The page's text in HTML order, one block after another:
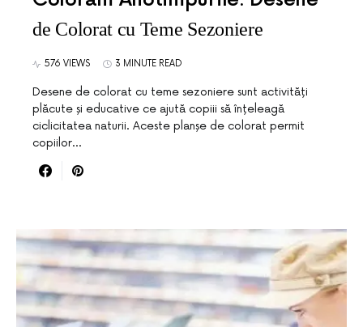
de Colorat cu Teme Sezoniere
576 VIEWS 3 MINUTE READ
Desene de colorat cu teme sezoniere sunt activități
plăcute și educative ce ajută copiii să înțeleagă
ciclicitatea naturii. Aceste planșe de colorat permit
copiilor…